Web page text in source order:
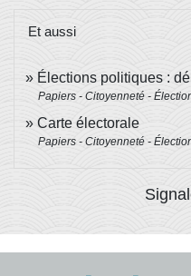
Et aussi
Élections politiques :
Papiers - Citoyenneté -
Carte électorale
Papiers - Citoyenneté -